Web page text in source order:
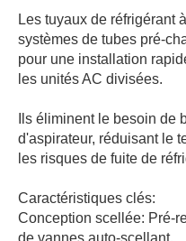
Les tuyaux de réfrigérant
systèmes de tubes pré-
pour une installation
les unités AC divisées.
Ils éliminent le besoin de
d'aspirateur, réduisant le
les risques de fuite de
Caractéristiques clés:
Conception scellée: Pré-
de vannes auto-scellant.